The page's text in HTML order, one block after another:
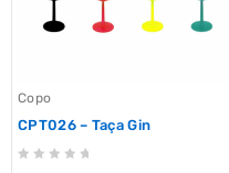
Copo
CPT026 – Taça Gin